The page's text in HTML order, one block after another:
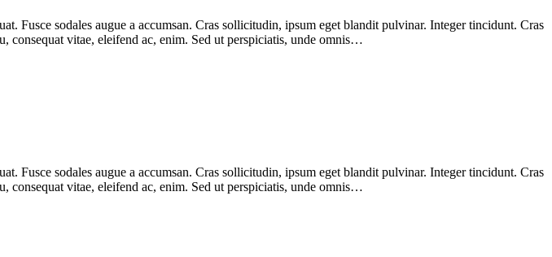
Fusce sodales augue a accumsan. Cras sollicitudin, ipsum eget blandit pulvinar. Integer tincidunt. Cras
consequat vitae, eleifend ac, enim. Sed ut perspiciatis, unde omnis…
Fusce sodales augue a accumsan. Cras sollicitudin, ipsum eget blandit pulvinar. Integer tincidunt. Cras
consequat vitae, eleifend ac, enim. Sed ut perspiciatis, unde omnis…